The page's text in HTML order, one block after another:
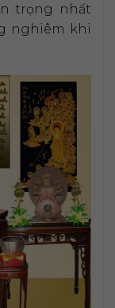
trọng nhất
nghiêm khi